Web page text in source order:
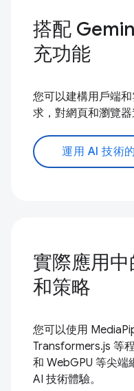
搭配
充功能
您可以建構用戶端
求，對網頁和瀏覽器
運用 AI 技術
實際應用
和策略
您可以使用
Transformers.js 等
和 WebGPU 等尖端
AI 技術體驗。